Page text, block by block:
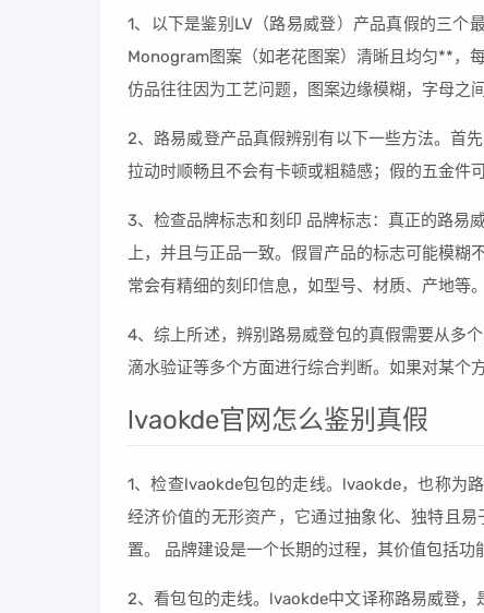
1、以下是鉴别LV（路易威登）产品真假的三
Monogram图案（如老花图案）清晰且均匀**，
仿品往往因为工艺问题，图案边缘模糊，字母之
2、路易威登产品真假辨别有以下一些方法。首
拉动时顺畅且不会有卡顿或粗糙感；假的五金件
3、检查品牌标志和刻印 品牌标志：真正的路易
上，并且与正品一致。假冒产品的标志可能模
常会有精细的刻印信息，如型号、材质、产地等。
4、综上所述，辨别路易威登包的真假需要从多
滴水验证等多个方面进行综合判断。如果对某个
lvaokde官网怎么鉴别真假
1、检查lvaokde包包的走线。lvaokde，也称为
经济价值的无形资产，它通过抽象化、独特且
置。 品牌建设是一个长期的过程，其价值包括功
2、看包包的走线。lvaokde中文译称路易威登